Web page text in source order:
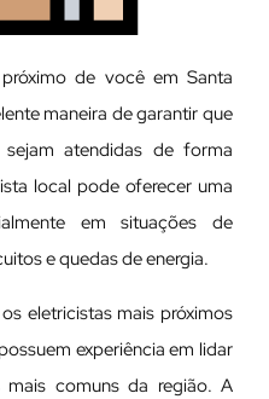
de você em Santa
maneira de garantir que
sejam atendidas de forma
local pode oferecer uma
em situações de
e quedas de energia.
eletricistas mais próximos
experiência em lidar
comuns da região. A